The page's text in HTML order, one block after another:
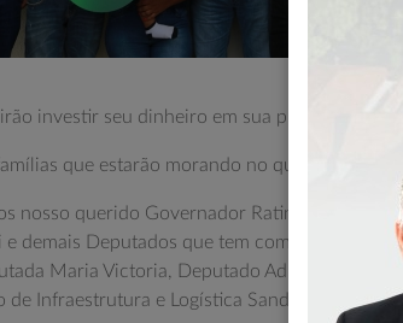
investir seu dinheiro em sua própria casa.
que estarão morando no que é deles.
nosso querido Governador Ratinho Junior
e demais Deputados que tem compromisso
Maria Victoria, Deputado Adriano José,
de Infraestrutura e Logística Sandro Alex e o